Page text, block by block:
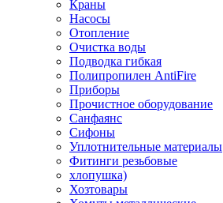
Краны
Насосы
Отопление
Очистка воды
Подводка гибкая
Полипропилен AntiFire
Приборы
Прочистное оборудование
Санфаянс
Сифоны
Уплотнительные материалы
Фитинги резьбовые
хлопушка)
Хозтовары